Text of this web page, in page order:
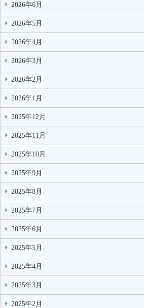
2026年6月
2026年5月
2026年4月
2026年3月
2026年2月
2026年1月
2025年12月
2025年11月
2025年10月
2025年9月
2025年8月
2025年7月
2025年6月
2025年5月
2025年4月
2025年3月
2025年2月